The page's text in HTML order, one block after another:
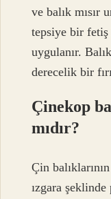
ve balık mısır
tepsiye bir
uygulanır.
derecelik bir
Çinekop
mıdır?
Çin
ızgara